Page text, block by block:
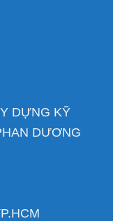
DỰNG KỸ
DƯƠNG